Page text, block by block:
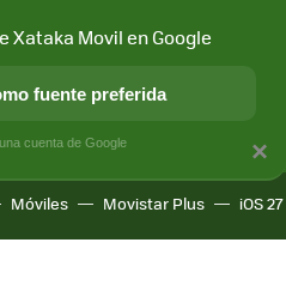
APLICACIONES
Móviles Movistar Plus iOS 27
×
Xataka Movil en Google
fuente preferida
cuenta de Google